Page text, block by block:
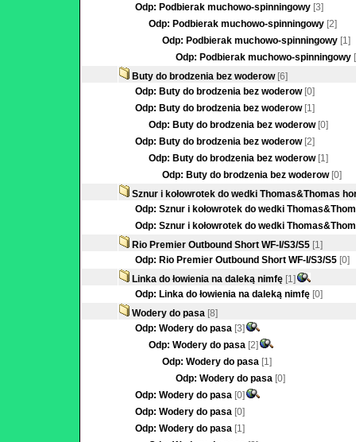
Odp: Podbierak muchowo-spinningowy [3]
Odp: Podbierak muchowo-spinningowy [2]
Odp: Podbierak muchowo-spinningowy [1]
Odp: Podbierak muchowo-spinningowy
Buty do brodzenia bez woderow [6]
Odp: Buty do brodzenia bez woderow [0]
Odp: Buty do brodzenia bez woderow [1]
Odp: Buty do brodzenia bez woderow [0]
Odp: Buty do brodzenia bez woderow [2]
Odp: Buty do brodzenia bez woderow [1]
Odp: Buty do brodzenia bez woderow [0]
Sznur i kołowrotek do wedki Thomas&Thomas
Odp: Sznur i kołowrotek do wedki
Odp: Sznur i kołowrotek do wedki
Rio Premier Outbound Short WF-I/S3/S5 [1]
Odp: Rio Premier Outbound Short WF-I/S3/S5 [0]
Linka do łowienia na daleką nimfę [1]
Odp: Linka do łowienia na daleką nimfę [0]
Wodery do pasa [8]
Odp: Wodery do pasa [3]
Odp: Wodery do pasa [2]
Odp: Wodery do pasa [1]
Odp: Wodery do pasa [0]
Odp: Wodery do pasa [0]
Odp: Wodery do pasa [0]
Odp: Wodery do pasa [1]